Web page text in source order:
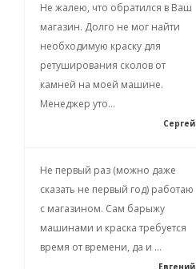
Не жалею, что обратился в Ваш
магазин. Долго не мог найти
необходимую краску для
ретуширования сколов от
камней на моей машине.
Менеджер уто...
Сергей
Не первый раз (можно даже
сказать не первый год) работаю
с магазином. Сам барыжу
машинами и краска требуется
время от времени, да и ...
Евгений